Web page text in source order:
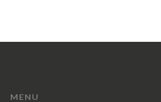
MENU